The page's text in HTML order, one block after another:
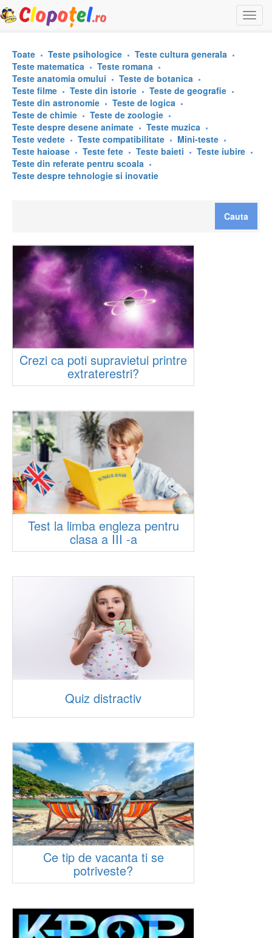
Toate Teste psihologice
Teste cultura generala
Teste matematica
Teste romana
Teste anatomia omului
Teste de botanica
Teste filme
Teste din istorie
Teste de geografie
Teste din astronomie
Teste de logica
Teste de chimie
Teste de zoologie
Teste despre desene animate
Teste muzica
Teste vedete
Teste compatibilitate
Mini-teste
Teste haioase
Teste fete Teste baieti
Teste iubire
Teste din referate pentru scoala
Teste despre tehnologie si inovatie
Crezi ca poti supravietui printre
extraterestri?
Test la limba engleza pentru
clasa a III -a
Quiz distractiv
Ce tip de vacanta ti se
potriveste?